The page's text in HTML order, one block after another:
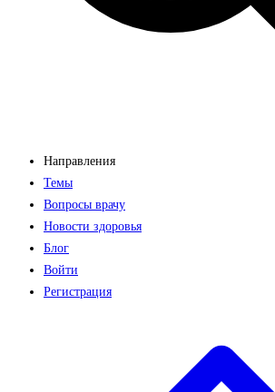
Направления
Темы
Вопросы врачу
Новости здоровья
Блог
Войти
Регистрация